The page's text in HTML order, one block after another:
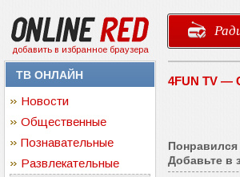
добавить в избранное браузера
ТВ ОНЛАЙН
Новости
Общественные
Познавательные
Развлекательные
4FUN TV
Понравился
Добавьте в